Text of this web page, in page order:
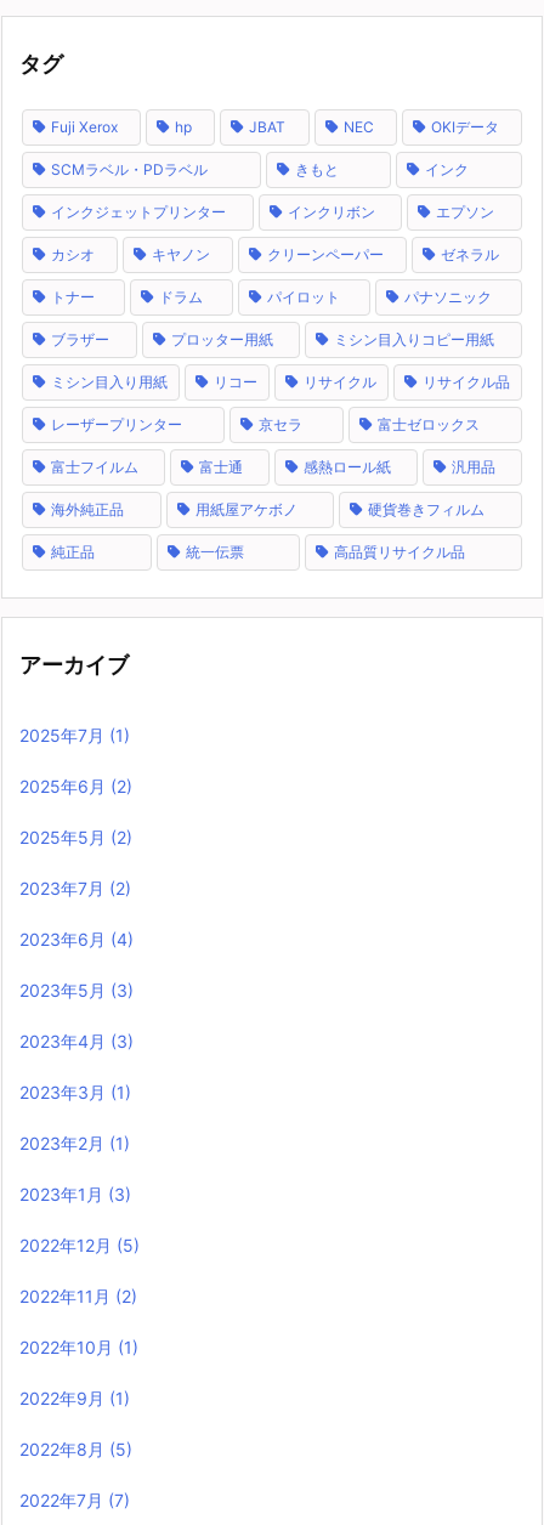
タグ
Fuji Xerox hp JBAT NEC OKIデータ
SCMラベル・PDラベル きもと インク
インクジェットプリンター インクリボン エプソン
カシオ キヤノン クリーンペーパー ゼネラル
トナー ドラム パイロット パナソニック
ブラザー プロッター用紙 ミシン目入りコピー用紙
ミシン目入り用紙 リコー リサイクル リサイクル品
レーザープリンター 京セラ 富士ゼロックス
富士フイルム 富士通 感熱ロール紙 汎用品
海外純正品 用紙屋アケボノ 硬貨巻きフィルム
純正品 統一伝票 高品質リサイクル品
アーカイブ
2025年7月 (1)
2025年6月 (2)
2025年5月 (2)
2023年7月 (2)
2023年6月 (4)
2023年5月 (3)
2023年4月 (3)
2023年3月 (1)
2023年2月 (1)
2023年1月 (3)
2022年12月 (5)
2022年11月 (2)
2022年10月 (1)
2022年9月 (1)
2022年8月 (5)
2022年7月 (7)